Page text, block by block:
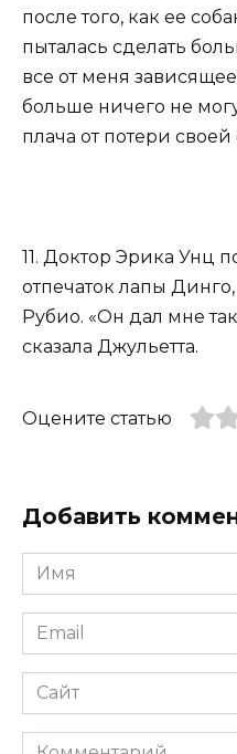
после того, как ее
пыталась сделать
все от меня
больше ничего не
плача от потери своей
11. Доктор Эрика Унц
отпечаток лапы
Рубио. «Он дал мне
сказала Джульетта.
Оцените статью
Добавить
Имя
*
Email
*
Сайт
Комментарий